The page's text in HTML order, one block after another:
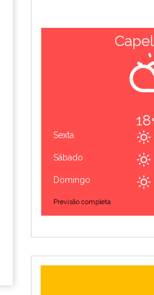
18
Sexta
Sábado
Domingo
Previsão completa